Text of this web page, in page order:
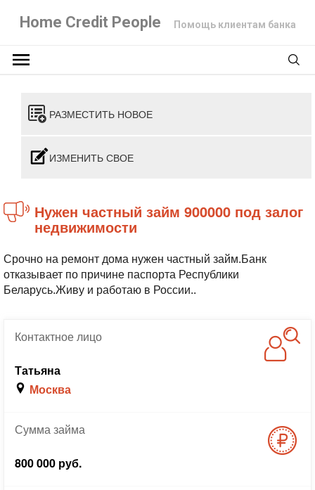
Home Credit People Помощь клиентам банка
РАЗМЕСТИТЬ НОВОЕ
ИЗМЕНИТЬ СВОЕ
Нужен частный займ 900000 под залог
недвижимости
Срочно на ремонт дома нужен частный займ.Банк
отказывает по причине паспорта Республики
Беларусь.Живу и работаю в России..
Контактноелицо
Татьяна
Москва
Суммазайма
800 000 руб.